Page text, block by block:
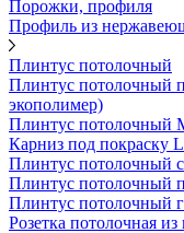
Порожки, профиля
Профиль из
Плинтус потолочный
Плинтус потолочный
экополимер)
Плинтус
Карниз под покраску
Плинтус потолочный с
Плинтус потолочный
Плинтус потолочный
Розетка потолочная из